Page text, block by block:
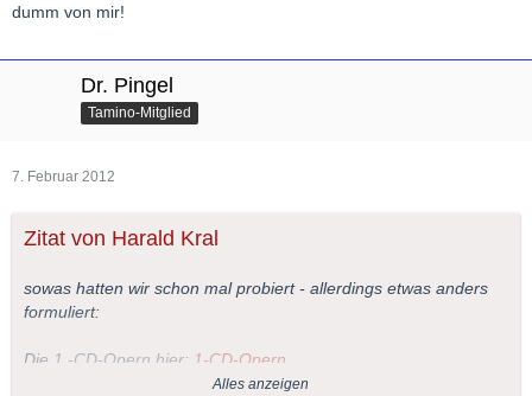
dumm von mir!
Dr. Pingel
Tamino-Mitglied
7. Februar 2012
Zitat von Harald Kral
sowas hatten wir schon mal probiert - allerdings etwas anders
formuliert:
Die 1 -CD-Opern hier: 1-CD-Opern
Alles anzeigen